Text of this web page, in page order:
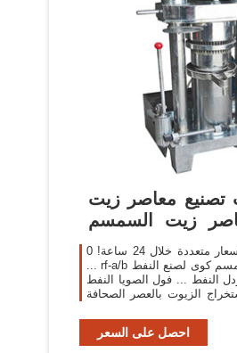
معاصر زيت
زيت السمسم
في ...
احصل على عروض أسعار متعددة خلال 24 ساعة! 0.
... rf-a/b الصحافة آلة زيت السمسم كوى لصنع النفط
النفط ... فول الصويا النفط
الزيوت بالعصر الصحافة
احصل على السعر